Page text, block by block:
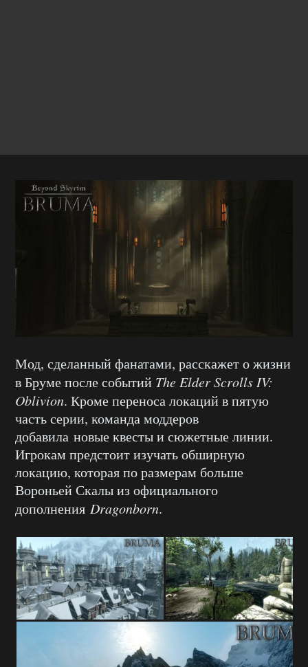
Мод, сделанный фанатами, расскажет о жизни
в Бруме после событий The Elder Scrolls IV:
Oblivion. Кроме переноса локаций в пятую
часть серии, команда моддеров
добавила новые квесты и сюжетные линии.
Игрокам предстоит изучать обширную
локацию, которая по размерам больше
Вороньей Скалы из официального
дополнения Dragonborn.